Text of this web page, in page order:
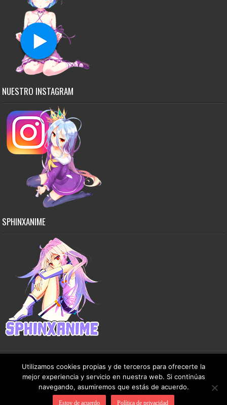
NUESTRO INSTAGRAM
SPHINXANIME
Copyright © 2015-2026 SphinxAnime - Este sitio no almacena ningún archivo en sus
servidores, solo comparte contenido de dominio público de manera gratuita.
Utilizamos cookies propias y de terceros para ofrecerte la
mejor experiencia y servicio en nuestra web. Si continúas
navegando, asumiremos que estás de acuerdo.
Estoy de acuerdo Política de privacidad